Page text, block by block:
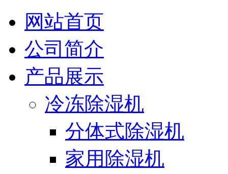
网站首页
公司简介
产品展示
冷冻除湿机
分体式除湿机
家用除湿机